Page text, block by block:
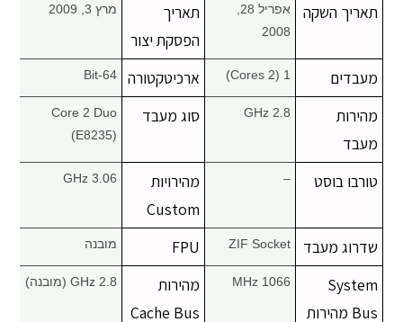
מחשבי אפל משומשים
חלקים למק | Apple
מדריכים
יצירת קשר
תאריך השקה
2008
תאריך
הפסקת יצור
מרץ 3, 2009
מעבדים 1 (2 Cores) ארכיטקטורה 64-Bit
מהירות
מעבד
2.8 GHz סוג מעבד
Core 2 Duo
(E8235)
טורבו בוסט –
מהירויות
Custom
3.06 GHz
שדרוג מעבד ZIF Socket
FPU מובנה
System
Bus מהירות
1066 MHz
מהירות
Cache Bus
2.8 GHz (מובנה)